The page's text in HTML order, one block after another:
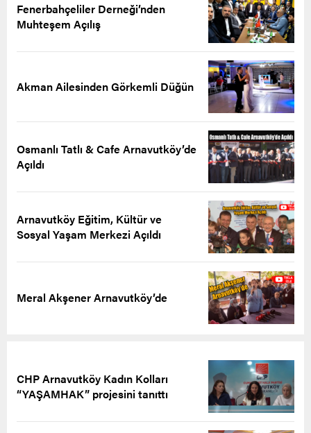
Fenerbahçeliler Derneği’nden
Muhteşem Açılış
Akman Ailesinden Görkemli Düğün
Osmanlı Tatlı & Cafe Arnavutköy’de
Açıldı
Arnavutköy Eğitim, Kültür ve
Sosyal Yaşam Merkezi Açıldı
Meral Akşener Arnavutköy’de
CHP Arnavutköy Kadın Kolları
“YAŞAMHAK” projesini tanıttı